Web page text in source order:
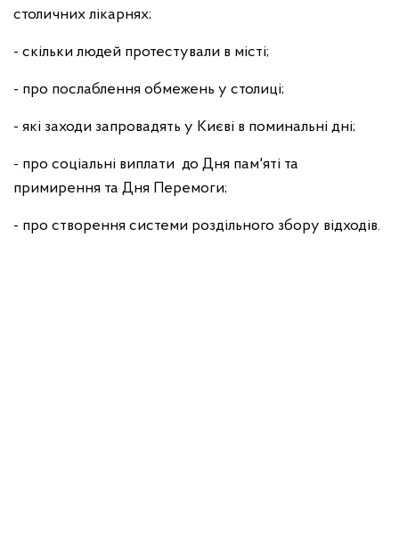
столичних лікарнях;
- скільки людей протестували в місті;
- про послаблення обмежень у столиці;
- які заходи запровадять у Києві в поминальні дні;
- про соціальні виплати до Дня пам'яті та
примирення та Дня Перемоги;
- про створення системи роздільного збору відходів.